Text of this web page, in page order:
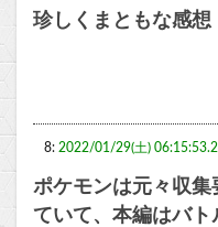
珍しくまともな感想
8: 2022/01/29(土)
ポケモンは元々収集
ていて、本編はバ